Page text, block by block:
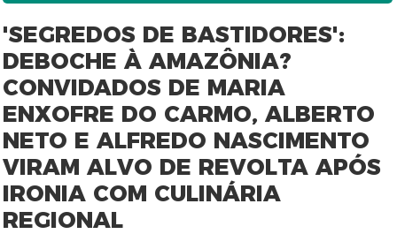
'SEGREDOS DE BASTIDORES':
DEBOCHE À AMAZÔNIA?
CONVIDADOS DE MARIA
ENXOFRE DO CARMO, ALBERTO
NETO E ALFREDO NASCIMENTO
VIRAM ALVO DE REVOLTA APÓS
IRONIA COM CULINÁRIA
REGIONAL